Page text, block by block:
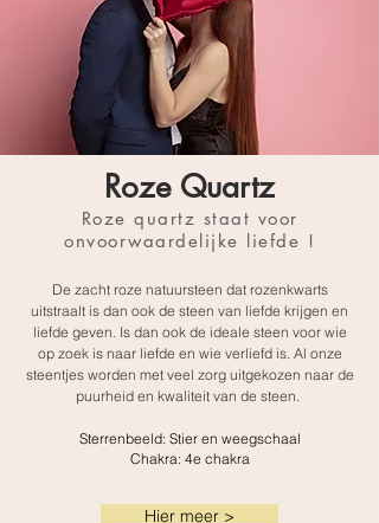
Roze Quartz
Roze quartz staat voor
onvoorwaardelijke liefde !
De zacht roze natuursteen dat rozenkwarts
uitstraalt is dan ook de steen van liefde krijgen en
liefde geven. Is dan ook de ideale steen voor wie
op zoek is naar liefde en wie verliefd is. Al onze
steentjes worden met veel zorg uitgekozen naar de
puurheid en kwaliteit van de steen.
Sterrenbeeld: Stier en weegschaal
Chakra: 4e chakra
Hier meer >